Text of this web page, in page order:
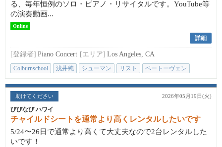
る、毎年恒例のソロ・ピアノ・リサイタルです。YouTube等
の演奏動画...
Online
詳細
[登録者] Piano Concert [エリア] Los Angeles, CA
Colburnschool 浅井純 シューマン リスト ベートーヴェン
助けてください 2026年05月19日(火)
びびなび ハワイ
チャイルドシートを通常より高くレンタルしたいです
5/24〜26日で通常より高くて大丈夫なので2台レンタルした
いです！